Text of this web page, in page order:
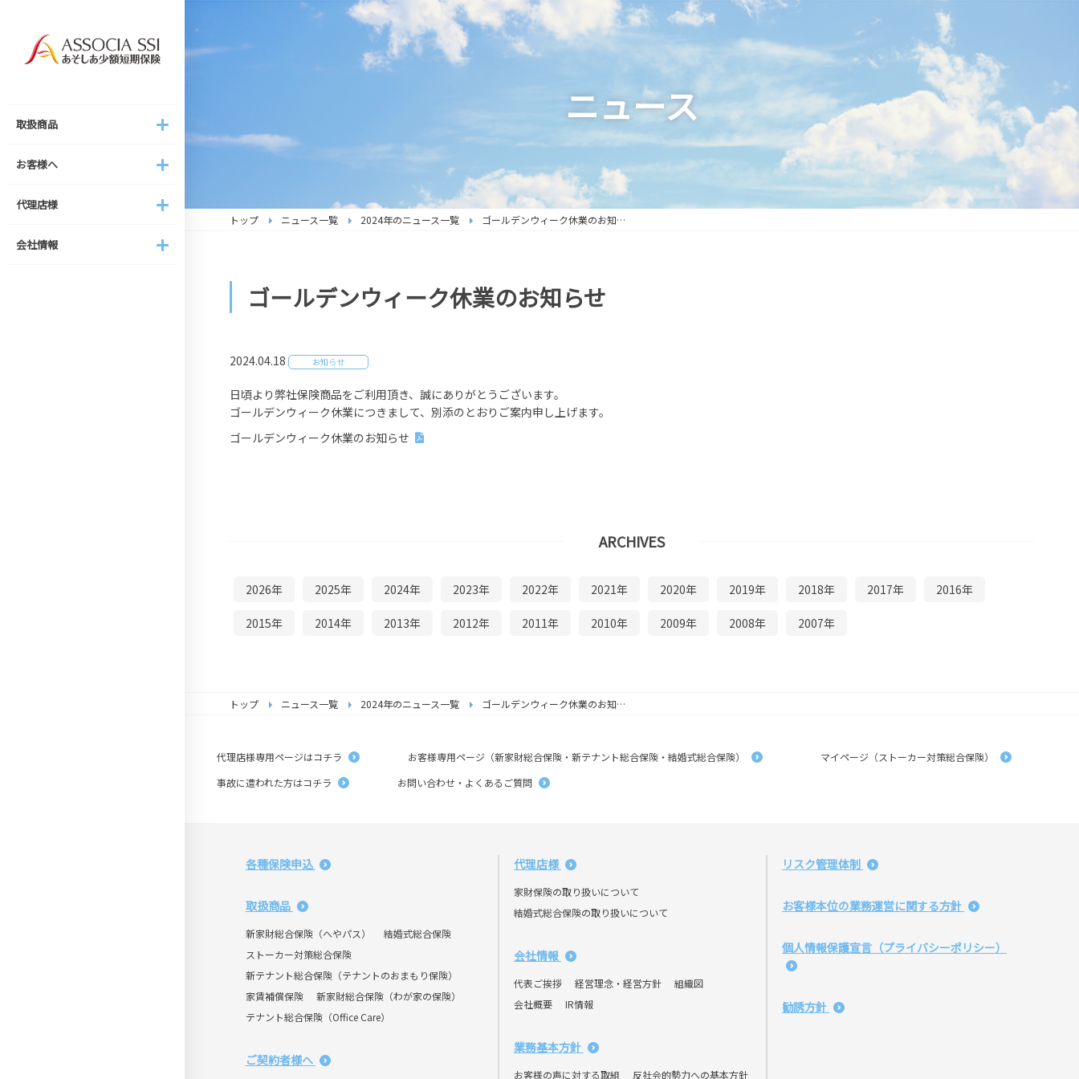
取扱商品
取扱商品
（へやパス）
結婚式総合保険
ストーカー対策総合保険
お客様へ
お客様へ
き
代理店様
代理店様
ついて
あそしあスタイル
会社情報
会社情報
会社概要
ニュース
トップ ニュース一覧 2024年のニュース一覧 ゴールデンウィーク休業のお知らせ
ゴールデンウィーク休業のお知らせ
2024.04.18 お知らせ
日頃より弊社保険商品をご利用頂き、誠にありがとうございます。
ゴールデンウィーク休業につきまして、別添のとおりご案内申し上げます。
ゴールデンウィーク休業のお知らせ
ARCHIVES
2026年 2025年 2024年 2023年 2022年 2021年 2020年 2019年 2018年 2017年 2016年
2015年 2014年 2013年 2012年 2011年 2010年 2009年 2008年 2007年
トップ ニュース一覧 2024年のニュース一覧 ゴールデンウィーク休業のお知らせ
代理店様専用ページはコチラ お客様専用ページ（新家財総合保険・新テナント総合保険・結婚式総合保険）
マイページ（ストーカー対策総合保険）
事故に遭われた方はコチラ
お問い合わせ・よくあるご質問
各種保険申込
取扱商品
新家財総合保険（へやパス）
結婚式総合保険
ストーカー対策総合保険
新テナント総合保険（テナントのおまもり保険）
家賃補償保険
新家財総合保険（わが家の保険）
テナント総合保険（Office Care）
ご契約者様へ
代理店様
家財保険の取り扱いについて
結婚式総合保険の取り扱いについて
会社情報
代表ご挨拶 経営理念・経営方針
組織図
会社概要
IR情報
業務基本方針
お客様の声に対する取組 反社会的勢力への基本方針
リスク管理体制
お客様本位の業務運営に関する方針
個人情報保護宣言（プライバシーポリシー）
勧誘方針